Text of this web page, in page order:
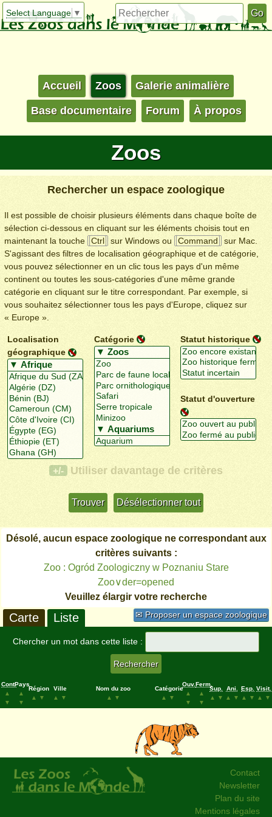
Select Language ▼
Accueil Zoos Galerie animalière
Base documentaire Forum À propos
Zoos
Rechercher un espace zoologique
Il est possible de choisir plusieurs éléments dans chaque boîte de
sélection ci-dessous en cliquant sur les éléments choisis tout en
maintenant la touche
Ctrl sur Windows ou Command
sur Mac.
S'agissant des filtres de localisation géographique et de catégorie,
vous pouvez sélectionner en un clic tous les pays d'un même
continent ou toutes les sous-catégories d'une même grande
catégorie en cliquant sur le titre correspondant. Par exemple, si
vous souhaitez sélectionner tous les pays d'Europe, cliquez sur
« Europe ».
Localisation
géographique
Catégorie Statut historique
Statut d'ouverture
+/- Utiliser davantage de critères
Désolé, aucun espace zoologique ne correspondant aux
critères suivants :
Zoo : Ogród Zoologiczny w Poznaniu Stare
Zoo∨der=opened
Veuillez élargir votre recherche
✉ Proposer un espace zoologique
Carte Liste
Chercher un mot dans cette liste :
Cont.
▲
▼
Pays
▲
▼
Région
▲
▼
Ville
▲
▼
Nom du zoo
▲
▼
Catégorie
▲
▼
Ouv.
▲
▼
Ferm.
▲
▼
Sup.
▲
▼
Ani.
▲
▼
Esp.
▲
▼
Visit.
▲
▼
Contact
Newsletter
Plan du site
Mentions légales